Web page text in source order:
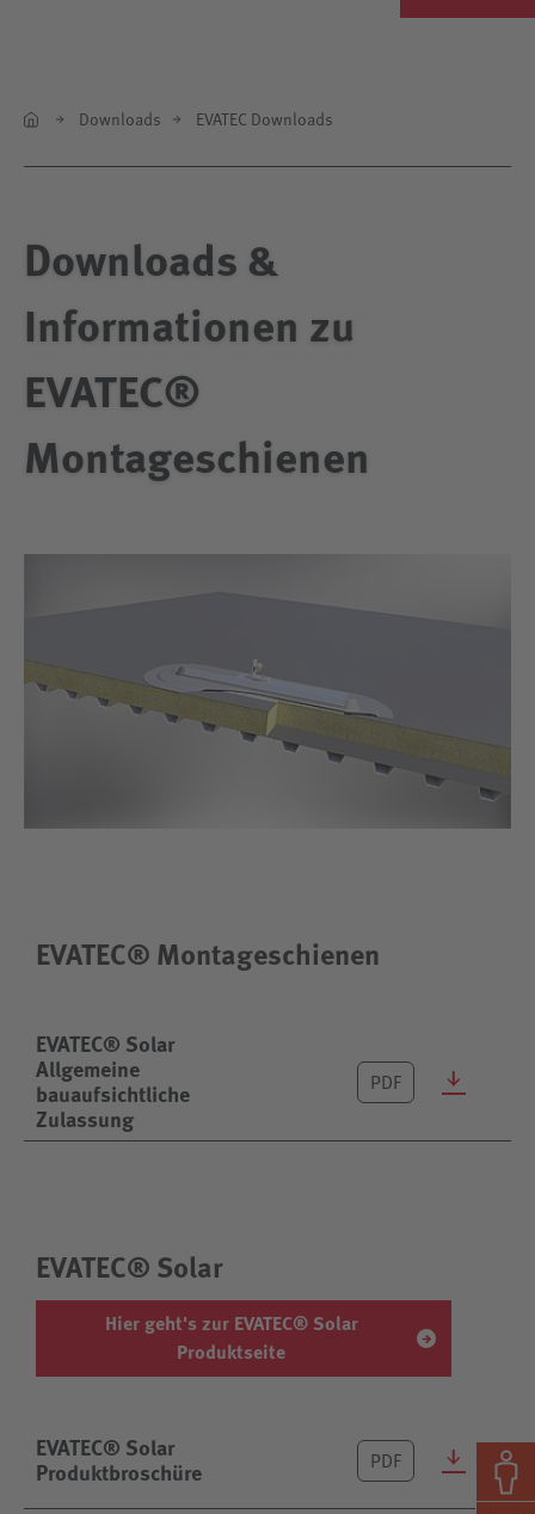
Downloads EVATEC Downloads
Downloads &
Informationen zu
EVATEC®
Montageschienen
EVATEC® Montageschienen
EVATEC® Solar
Allgemeine
bauaufsichtliche
Zulassung
PDF
EVATEC® Solar
Hier geht's zur EVATEC® Solar
Produktseite
EVATEC® Solar
Produktbroschüre
PDF